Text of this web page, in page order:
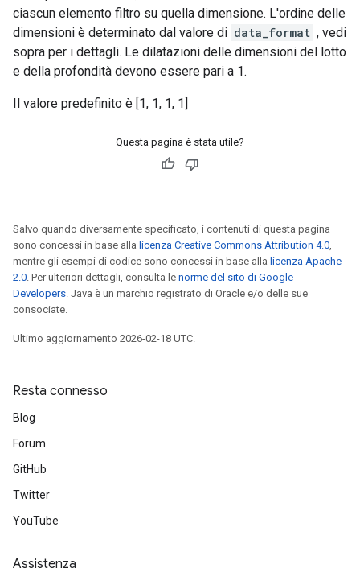
ciascun elemento filtro su quella dimensione. L'ordine delle
dimensioni è determinato dal valore di data_format , vedi
sopra per i dettagli. Le dilatazioni delle dimensioni del lotto
e della profondità devono essere pari a 1.
Il valore predefinito è [1, 1, 1, 1]
Questa pagina è stata utile?
Salvo quando diversamente specificato, i contenuti di questa pagina
sono concessi in base alla licenza Creative Commons Attribution 4.0,
mentre gli esempi di codice sono concessi in base alla licenza Apache
2.0. Per ulteriori dettagli, consulta le norme del sito di Google
Developers. Java è un marchio registrato di Oracle e/o delle sue
consociate.
Ultimo aggiornamento 2026-02-18 UTC.
Resta connesso
Blog
Forum
GitHub
Twitter
YouTube
Assistenza